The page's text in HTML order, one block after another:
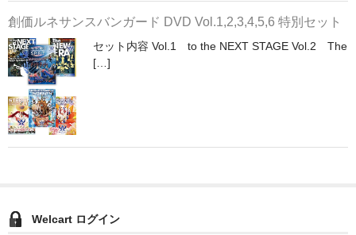
創価ルネサンスバンガード DVD Vol.1,2,3,4,5,6 特別セット
セット内容 Vol.1 to the NEXT STAGE Vol.2 The
[…]
Welcart ログイン